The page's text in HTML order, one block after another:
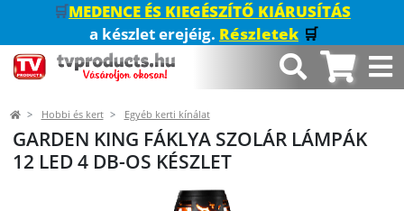
🛒MEDENCE ÉS KIEGÉSZÍTŐ KIÁRUSÍTÁS
a készlet erejéig. Részletek 🛒
Hobbi és kert Egyéb kerti kínálat
GARDEN KING FÁKLYA SZOLÁR LÁMPÁK
12 LED 4 DB-OS KÉSZLET